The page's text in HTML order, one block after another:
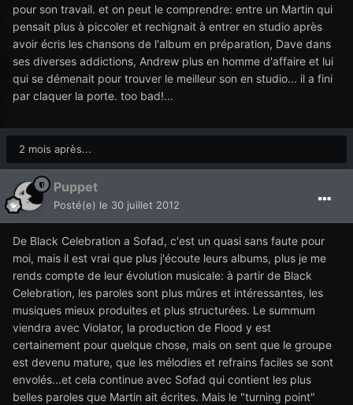
pour son travail. et on peut le comprendre: entre un Martin qui
pensait plus à piccoler et rechignait à entrer en studio après
avoir écris les chansons de l'album en préparation, Dave dans
ses diverses addictions, Andrew plus en homme d'affaire et lui
qui se démenait pour trouver le meilleur son en studio... il a fini
par claquer la porte. too bad!...
2 mois après...
Puppet
Posté(e) le 30 juillet 2012
De Black Celebration a Sofad, c'est un quasi sans faute pour
moi, mais il est vrai que plus j'écoute leurs albums, plus je me
rends compte de leur évolution musicale: à partir de Black
Celebration, les paroles sont plus mûres et intéressantes, les
musiques mieux produites et plus structurées. Le summum
viendra avec Violator, la production de Flood y est
certainement pour quelque chose, mais on sent que le groupe
est devenu mature, que les mélodies et refrains faciles se sont
envolés...et cela continue avec Sofad qui contient les plus
belles paroles que Martin ait écrites. Mais le "turning point"